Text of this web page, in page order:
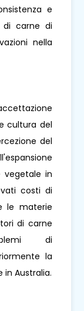
e
carne di
nella
cultura del
del
vegetale in
costi di
le materie
di carne
di
la
Australia.